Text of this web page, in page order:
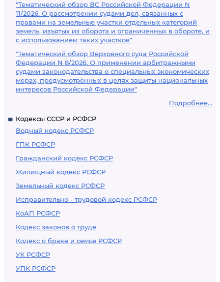
"Тематический обзор ВС Российской Федерации N
11/2026. О рассмотрении судами дел, связанных с
правами на земельные участки отдельных категорий
земель, изъятых из оборота и ограниченных в обороте, и
с использованием таких участков"
"Тематический обзор Верховного суда Российской
Федерации N 8/2026. О применении арбитражными
судами законодательства о специальных экономических
мерах, предусмотренных в целях защиты национальных
интересов Российской Федерации"
Подробнее...
Кодексы СССР и РСФСР
Водный кодекс РСФСР
ГПК РСФСР
Гражданский кодекс РСФСР
Жилищный кодекс РСФСР
Земельный кодекс РСФСР
Исправительно - трудовой кодекс РСФСР
КоАП РСФСР
Кодекс законов о труде
Кодекс о браке и семье РСФСР
УК РСФСР
УПК РСФСР